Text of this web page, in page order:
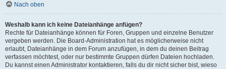
Nach oben
Weshalb kann ich keine Dateianhänge anfügen?
Rechte für Dateianhänge können für Foren, Gruppen und einzelne Benutzer
vergeben werden. Die Board-Administration hat es möglicherweise nicht
erlaubt, Dateianhänge in dem Forum anzufügen, in dem du deinen Beitrag
verfassen möchtest, oder nur bestimmte Gruppen dürfen Dateien hochladen.
Du kannst einen Administrator kontaktieren, falls du dir nicht sicher bist, wieso